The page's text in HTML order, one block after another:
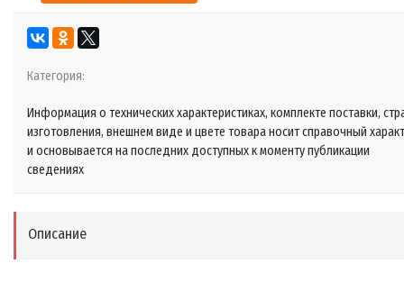
Категория:
Информация о технических характеристиках, комплекте поставки,
изготовления, внешнем виде и цвете товара носит справочный
и основывается на последних доступных к моменту публикации
сведениях
Описание